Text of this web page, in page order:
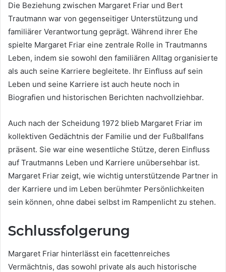
Die Beziehung zwischen Margaret Friar und Bert
Trautmann war von gegenseitiger Unterstützung und
familiärer Verantwortung geprägt. Während ihrer Ehe
spielte Margaret Friar eine zentrale Rolle in Trautmanns
Leben, indem sie sowohl den familiären Alltag organisierte
als auch seine Karriere begleitete. Ihr Einfluss auf sein
Leben und seine Karriere ist auch heute noch in
Biografien und historischen Berichten nachvollziehbar.
Auch nach der Scheidung 1972 blieb Margaret Friar im
kollektiven Gedächtnis der Familie und der Fußballfans
präsent. Sie war eine wesentliche Stütze, deren Einfluss
auf Trautmanns Leben und Karriere unübersehbar ist.
Margaret Friar zeigt, wie wichtig unterstützende Partner in
der Karriere und im Leben berühmter Persönlichkeiten
sein können, ohne dabei selbst im Rampenlicht zu stehen.
Schlussfolgerung
Margaret Friar hinterlässt ein facettenreiches
Vermächtnis, das sowohl private als auch historische